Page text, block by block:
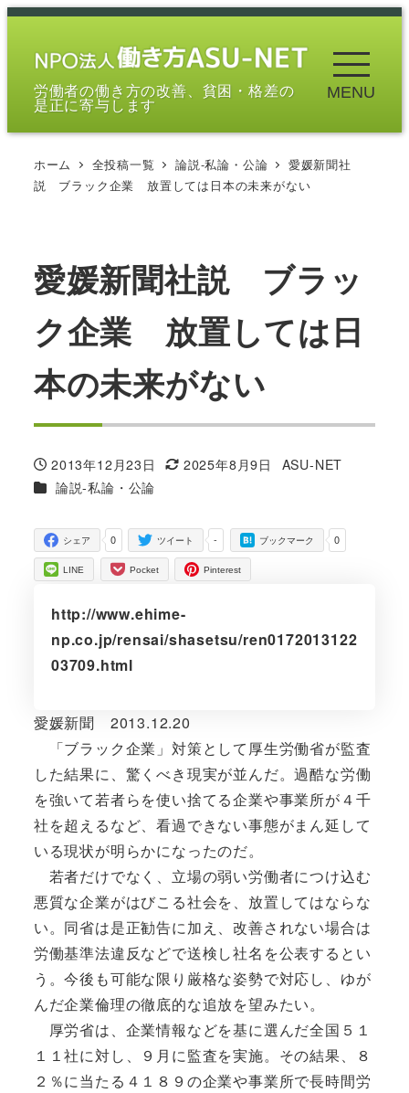
メ
労働者の働き方の改善、貧困・格差の
是正に寄与します
MENU
ホーム 全投稿一覧 論説-私論・公論
愛媛新聞社
説 ブラック企業 放置しては日本の未来がない
愛媛新聞社説 ブラッ
ク企業 放置しては日
本の未来がない
投稿日
2013年12月23日
更新日
2025年8月9日
著
ASU-NET
カテゴリー
論説-私論・公論
0
シェア -
ツイート 0
ブックマーク
LINE Pocket Pinterest
http://www.ehime-
np.co.jp/rensai/shasetsu/ren0172013122
03709.html
愛媛新聞 2013.12.20
「ブラック企業」対策として厚生労働省が監査
した結果に、驚くべき現実が並んだ。過酷な労働
を強いて若者らを使い捨てる企業や事業所が４千
社を超えるなど、看過できない事態がまん延して
いる現状が明らかになったのだ。
若者だけでなく、立場の弱い労働者につけ込む
悪質な企業がはびこる社会を、放置してはならな
い。同省は是正勧告に加え、改善されない場合は
労働基準法違反などで送検し社名を公表するとい
う。今後も可能な限り厳格な姿勢で対応し、ゆが
んだ企業倫理の徹底的な追放を望みたい。
厚労省は、企業情報などを基に選んだ全国５１
１１社に対し、９月に監査を実施。その結果、８
２％に当たる４１８９の企業や事業所で長時間労